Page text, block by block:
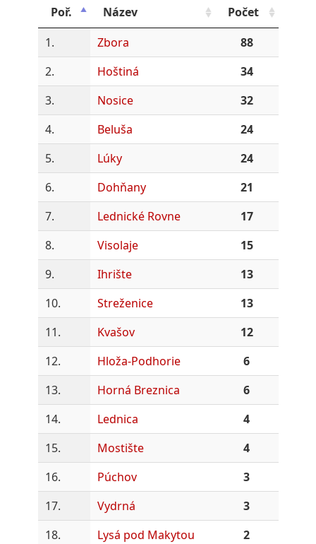
Poř.
Název
Počet
1.
Zbora
88
2.
Hoštiná
34
3.
Nosice
32
4.
Beluša
24
5.
Lúky
24
6.
Dohňany
21
7.
Lednické Rovne
17
8.
Visolaje
15
9.
Ihrište
13
10.
Streženice
13
11.
Kvašov
12
12.
Hloža-Podhorie
6
13.
Horná Breznica
6
14.
Lednica
4
15.
Mostište
4
16.
Púchov
3
17.
Vydrná
3
18.
Lysá pod Makytou
2